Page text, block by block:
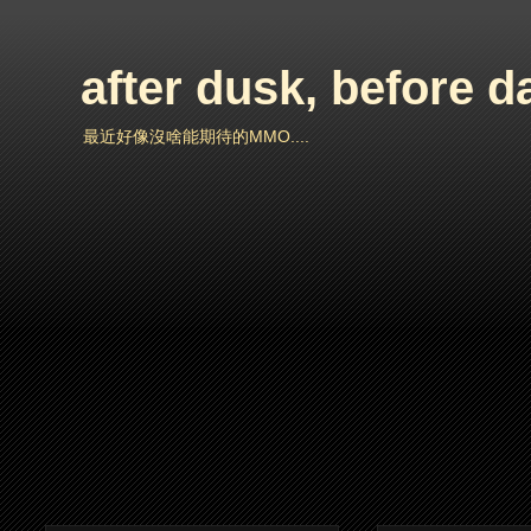
after dusk, before
最近好像沒啥能期待的MMO....